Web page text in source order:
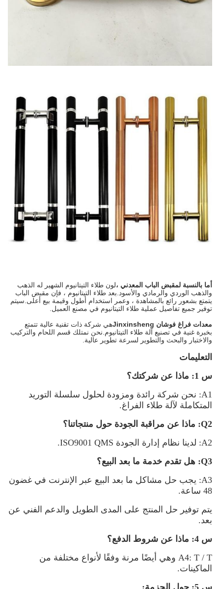
أما بالنسبة لمقبض الباب المعدني ، لون طلاء التيتانيوم الشهير له الذهب
والذهب الوردي والرمادي والأسود.بعد طلاء التيتانيوم ، فإن مقبض الباب
يتمتع بشعور رائع بالمشاهدة ، وعمر استخدام أطول وقيمة بيع أعلى.سيتم
توفير جميع تفاصيل عملية طلاء التيتانيوم في مصنع العميل.
معدات فراغ فوشان Jinxinsheng
هي شركة ذات تقنية عالية تتمتع
بخبرة غنية في تصنيع آلة طلاء التيتانيوم.نحن نمتلك قسم اللحام والتركيب
والاختبار والبحث والتطوير لسرعة تطوير عالية.
التعليمات
س 1: ماذا عن شركتك؟
A1: نحن شركة رائدة ومزودة لحلول سلسلة التوريد
المتكاملة لآلة طلاء الفراغ.
Q2: ماذا عن مراقبة الجودة حول منتجاتنا؟
A2: لدينا نظام إدارة الجودة ISO9001 QMS.
Q3: هل تقدم خدمة ما بعد البيع؟
A3: يجب حل مشاكل ما بعد البيع عبر الإنترنت في غضون
48 ساعة.
يتم توفير حل المنتج على المدى الطويل والدعم الفني عن
بعد.
س 4: ماذا عن شروط الدفع؟
A4: T / T وهي أيضًا مرنة وفقًا لأنواع مختلفة من
الماكينات.
س 5: حول الحزمة: